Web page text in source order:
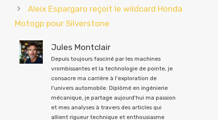
Aleix Espargaro reçoit le wildcard Honda
Motogp pour Silverstone
Jules Montclair
Depuis toujours fasciné par les machines
vrombissantes et la technologie de pointe, je
consacre ma carrière à l'exploration de
l'univers automobile. Diplômé en ingénierie
mécanique, je partage aujourd'hui ma passion
et mes analyses à travers des articles qui
allient rigueur technique et enthousiasme